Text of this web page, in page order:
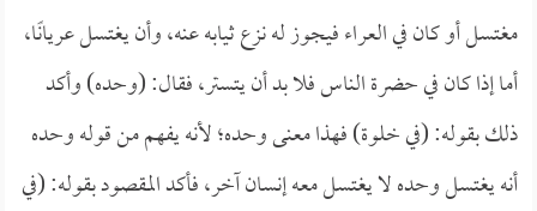
مغتسل أو كان في العراء فيجوز له نزع ثيابه عنه، وأن يغتسل عريانًا،
أما إذا كان في حضرة الناس فلا بد أن يتستر، فقال: (وحده) وأكد
ذلك بقوله: (في خلوة) فهذا معنى وحده؛ لأنه يفهم من قوله وحده
أنه يغتسل وحده لا يغتسل معه إنسان آخر، فأكد المقصود بقوله: (في